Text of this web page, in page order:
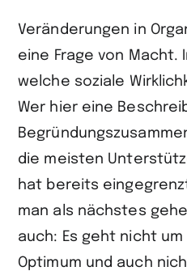
Veränderungen in
eine Frage von Macht.
welche soziale
Wer hier eine
die meisten
hat bereits
man als nächstes
auch: Es geht nicht
Optimum und auch